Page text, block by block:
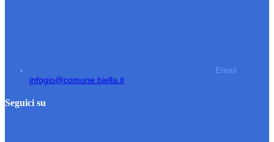
Email
infogio@comune.biella.it
Seguici su